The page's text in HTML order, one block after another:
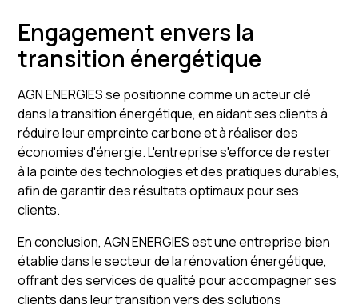
Engagement envers la
transition énergétique
AGN ENERGIES se positionne comme un acteur clé
dans la transition énergétique, en aidant ses clients à
réduire leur empreinte carbone et à réaliser des
économies d'énergie. L'entreprise s'efforce de rester
à la pointe des technologies et des pratiques durables,
afin de garantir des résultats optimaux pour ses
clients.
En conclusion, AGN ENERGIES est une entreprise bien
établie dans le secteur de la rénovation énergétique,
offrant des services de qualité pour accompagner ses
clients dans leur transition vers des solutions